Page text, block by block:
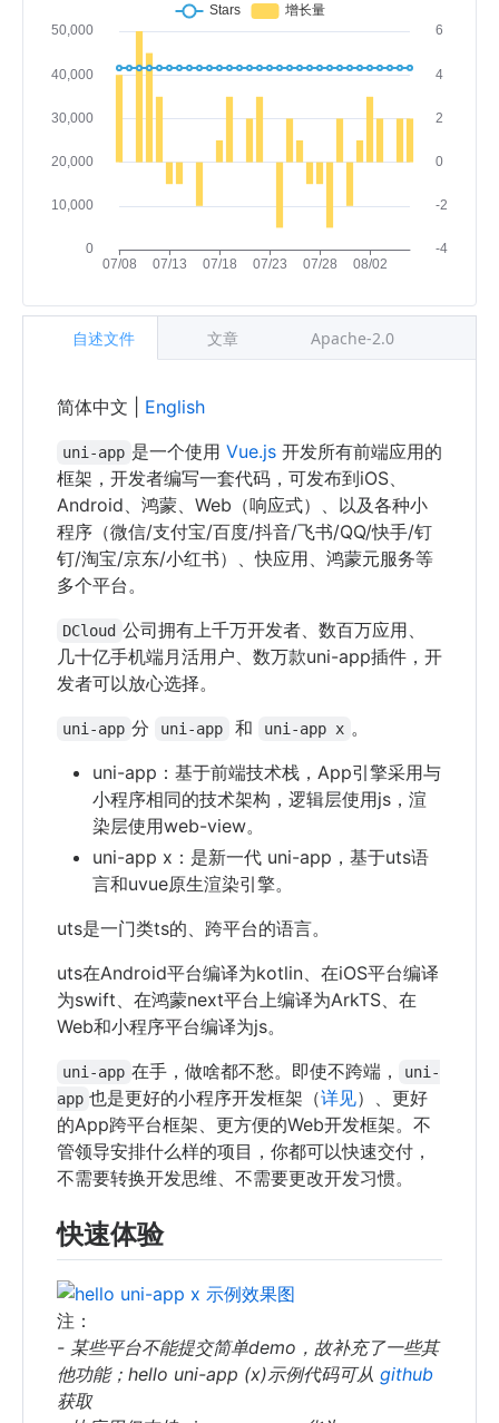
简体中文 | English
uni-app 是一个使用 Vue.js开发所有前端应用的
框架，开发者编写一套代码，可发布到iOS、
Android、鸿蒙、Web（响应式）、以及各种小
程序（微信/支付宝/百度/抖音/飞书/QQ/快手/钉
钉/淘宝/京东/小红书）、快应用、鸿蒙元服务等
多个平台。
DCloud 公司拥有上千万开发者、数百万应用、
几十亿手机端月活用户、数万款uni-app插件，开
发者可以放心选择。
uni-app 分 uni-app 和 uni-app x 。
uni-app：基于前端技术栈，App引擎采用与
小程序相同的技术架构，逻辑层使用js，渲
染层使用web-view。
uni-app x：是新一代 uni-app，基于uts语
言和uvue原生渲染引擎。
uts是一门类ts的、跨平台的语言。
uts在Android平台编译为kotlin、在iOS平台编译
为swift、在鸿蒙next平台上编译为ArkTS、在
Web和小程序平台编译为js。
uni-app 在手，做啥都不愁。即使不跨端，
uni-
app 也是更好的小程序开发框架（详见）、更好
的App跨平台框架、更方便的Web开发框架。不
管领导安排什么样的项目，你都可以快速交付，
不需要转换开发思维、不需要更改开发习惯。
快速体验
注：
- 某些平台不能提交简单demo，故补充了一些其
他功能；hello uni-app (x)示例代码可从 github
获取
自述文件 文章 Apache-2.0